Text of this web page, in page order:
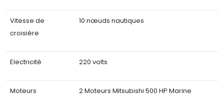
Vitesse de
croisière
10 nœuds nautiques
Electricité 220 volts
Moteurs 2 Moteurs Mitsubishi 500 HP Marine